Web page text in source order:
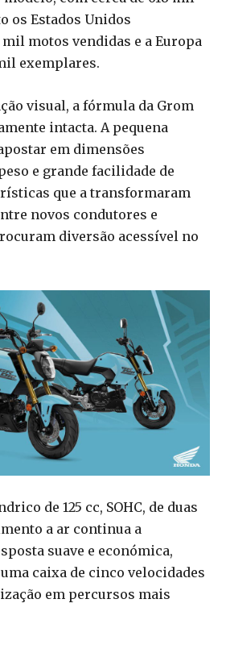
os Estados Unidos
motos vendidas e a Europa
exemplares.
visual, a fórmula da Grom
intacta. A pequena
em dimensões
e grande facilidade de
que a transformaram
novos condutores e
diversão acessível no
de 125 cc, SOHC, de duas
a ar continua a
suave e económica,
caixa de cinco velocidades
em percursos mais